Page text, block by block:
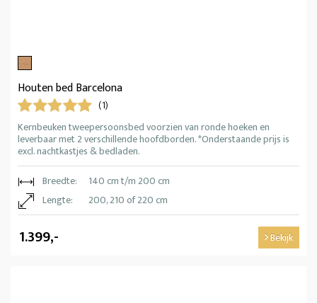
Houten bed Barcelona
(1)
Kernbeuken tweepersoonsbed voorzien van ronde hoeken en
leverbaar met 2 verschillende hoofdborden. *Onderstaande prijs is
excl. nachtkastjes & bedladen.
Breedte:
140 cm t/m 200 cm
Lengte:
200, 210 of 220 cm
1.399,- Bekijk